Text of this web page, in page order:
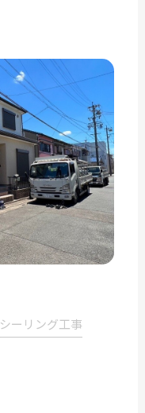
シーリング工事